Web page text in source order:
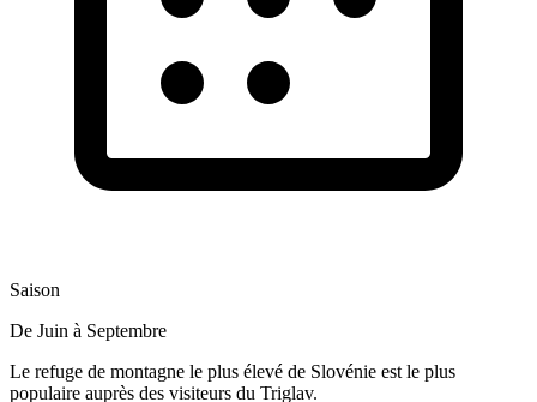
Saison
De Juin à Septembre
Le refuge de montagne le plus élevé de Slovénie est le plus
populaire auprès des visiteurs du Triglav.